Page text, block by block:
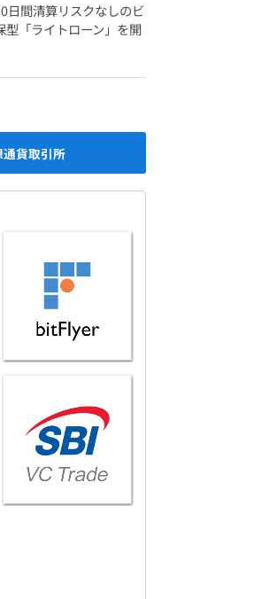
日間清算リスクなしのビ
型「ライトローン」を開
貨取引所